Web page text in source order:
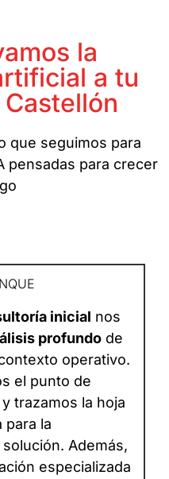
la
a tu
que seguimos para
pensadas para crecer
inicial nos
profundo de
operativo.
el punto de
trazamos la hoja
para la
solución. Además,
especializada